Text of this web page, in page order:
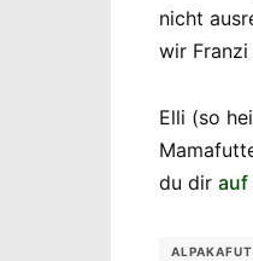
nicht
wir
Elli (so
du dir auf